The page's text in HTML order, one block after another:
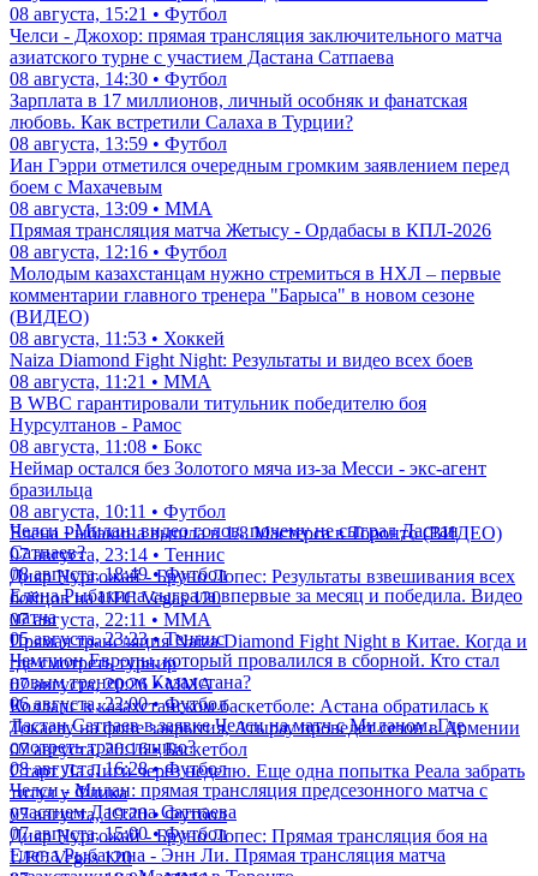
08 августа, 15:21 • Футбол
Челси - Джохор: прямая трансляция заключительного матча
азиатского турне с участием Дастана Сатпаева
08 августа, 14:30 • Футбол
Зарплата в 17 миллионов, личный особняк и фанатская
любовь. Как встретили Салаха в Турции?
08 августа, 13:59 • Футбол
Иан Гэрри отметился очередным громким заявлением перед
боем с Махачевым
08 августа, 13:09 • ММА
Прямая трансляция матча Жетысу - Ордабасы в КПЛ-2026
08 августа, 12:16 • Футбол
Молодым казахстанцам нужно стремиться в НХЛ – первые
комментарии главного тренера "Барыса" в новом сезоне
(ВИДЕО)
08 августа, 11:53 • Хоккей
Naiza Diamond Fight Night: Результаты и видео всех боев
08 августа, 11:21 • ММА
В WBC гарантировали титульник победителю боя
Нурсултанов - Рамос
08 августа, 11:08 • Бокс
Неймар остался без Золотого мяча из-за Месси - экс-агент
бразильца
08 августа, 10:11 • Футбол
Елена Рыбакина вышла в 1/8 Мастерса в Торонто (ВИДЕО)
07 августа, 23:14 • Теннис
Дияр Нургожай - Бруно Лопес: Результаты взвешивания всех
бойцов на UFC Vegas 120
07 августа, 22:11 • ММА
Прямая трансляция Naiza Diamond Fight Night в Китае. Когда и
где смотреть турнир
07 августа, 20:26 • ММА
Коллапс в казахстанском баскетболе: Астана обратилась к
Токаеву на фоне закрытия, Атырау проведет сезон в Армении
07 августа, 20:16 • Баскетбол
Старт Ла Лиги через неделю. Еще одна попытка Реала забрать
титул у Флика
07 августа, 19:20 • Футбол
Дияр Нургожай - Бруно Лопес: Прямая трансляция боя на
UFC Vegas 120
Челси - Милан: видео голов, почему не сыграл Дастан
Сатпаев?
08 августа, 18:49 • Футбол
Елена Рыбакина сыграла впервые за месяц и победила. Видео
матча
05 августа, 23:23 • Теннис
Чемпион Европы, который провалился в сборной. Кто стал
новым тренером Казахстана?
06 августа, 22:00 • Футбол
Дастан Сатпаев в заявке Челси на матч с Миланом. Где
смотреть трансляцию?
08 августа, 16:28 • Футбол
Челси - Милан: прямая трансляция предсезонного матча с
участием Дастана Сатпаева
07 августа, 15:00 • Футбол
Елена Рыбакина - Энн Ли. Прямая трансляция матча